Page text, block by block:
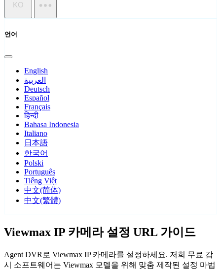
KO
언어
English
العربية
Deutsch
Español
Français
हिन्दी
Bahasa Indonesia
Italiano
日本語
한국어
Polski
Português
Tiếng Việt
中文(简体)
中文(繁體)
Viewmax IP 카메라 설정 URL 가이드
Agent DVR로 Viewmax IP 카메라를 설정하세요. 저희 무료 감
시 소프트웨어는 Viewmax 모델을 위해 맞춤 제작된 설정 마법